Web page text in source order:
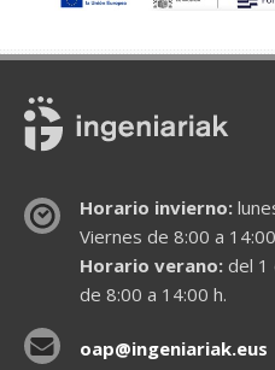
Horario invierno:
Viernes de 8:00 a
Horario verano:del 1
de 8:00 a 14:00 h.
oap@ingeniariak.eus